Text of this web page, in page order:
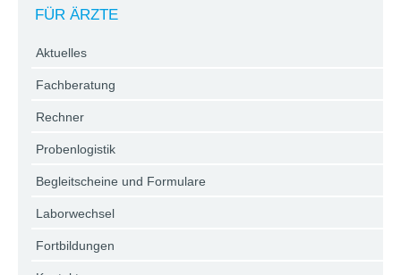
FÜR ÄRZTE
Aktuelles
Fachberatung
Rechner
Probenlogistik
Begleitscheine und Formulare
Laborwechsel
Fortbildungen